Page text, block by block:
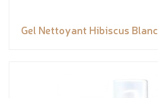
Gel Nettoyant Hibiscus Blanc